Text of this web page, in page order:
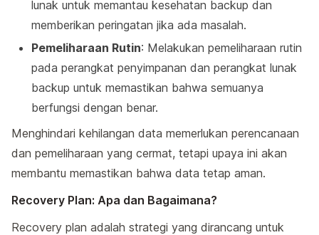
lunak untuk memantau kesehatan backup dan
memberikan peringatan jika ada masalah.
Pemeliharaan Rutin: Melakukan pemeliharaan rutin
pada perangkat penyimpanan dan perangkat lunak
backup untuk memastikan bahwa semuanya
berfungsi dengan benar.
Menghindari kehilangan data memerlukan perencanaan
dan pemeliharaan yang cermat, tetapi upaya ini akan
membantu memastikan bahwa data tetap aman.
Recovery Plan: Apa dan Bagaimana?
Recovery plan adalah strategi yang dirancang untuk